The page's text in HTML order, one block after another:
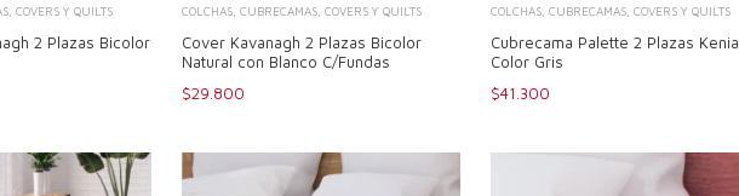
COVERS Y QUILTS
2 Plazas Bicolor
COLCHAS, CUBRECAMAS, COVERS Y QUILTS
Cover Kavanagh 2 Plazas Bicolor
Natural con Blanco C/Fundas
$29.800
COLCHAS, CUBRECAMAS, COVERS Y QUILTS
Cubrecama Palette 2 Plazas Kenia
Color Gris
$41.300